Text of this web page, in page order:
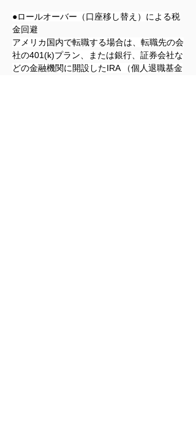
●ロールオーバー（口座移し替え）による税
金回避
アメリカ国内で転職する場合は、転職先の会
社の401(k)プラン、または銀行、証券会社な
どの金融機関に開設したIRA （個人退職基金